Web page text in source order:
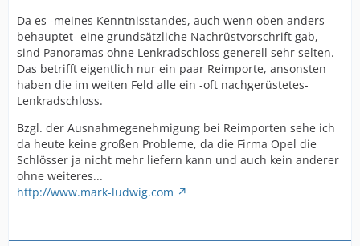
Da es -meines Kenntnisstandes, auch wenn oben anders
behauptet- eine grundsätzliche Nachrüstvorschrift gab,
sind Panoramas ohne Lenkradschloss generell sehr selten.
Das betrifft eigentlich nur ein paar Reimporte, ansonsten
haben die im weiten Feld alle ein -oft nachgerüstetes-
Lenkradschloss.
Bzgl. der Ausnahmegenehmigung bei Reimporten sehe ich
da heute keine großen Probleme, da die Firma Opel die
Schlösser ja nicht mehr liefern kann und auch kein anderer
ohne weiteres...
http://www.mark-ludwig.com